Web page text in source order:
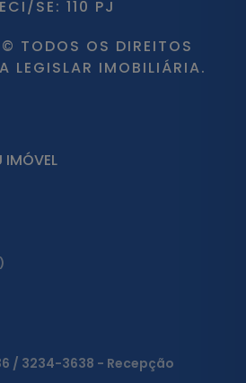
SE: 110 PJ
TODOS OS DIREITOS
LEGISLAR IMOBILIÁRIA.
IMÓVEL
/ 3234-3638 - Recepção